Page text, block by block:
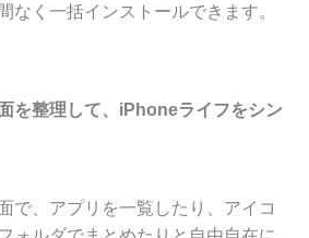
なく一括インストールできます。
を整理して、 iPhoneライフをシン
で、アプリを一覧したり、アイコ